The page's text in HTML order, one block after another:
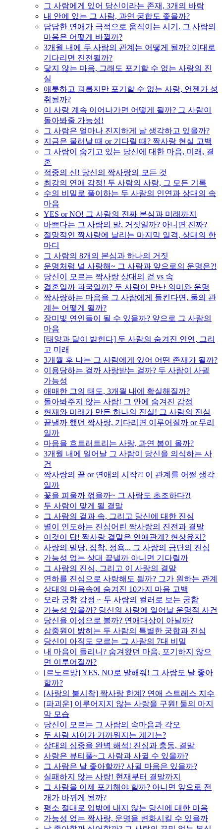
그 사람에게 있어 당신이라는 존재, 3개의 바람
내 안에 있는 그 사람, 과연 궁합도 좋을까?
답답한 연애가 극적으로 움직이는 시기. 그 사람의
마음은 어떻게 바뀔까?
3개월 내에 두 사람의 관계는 어떻게 될까? 이대로
기다리면 진전될까?
닿지 않는 마음, 그래도 포기할 수 없는 사랑의 진
실
애틋하고 괴롭지만 포기할 수 없는 사랑, 언젠가 성
취될까?
이 사랑 계속 이어나가면 어떻게 될까? 그 사람이
돌아봐줄 가능성!
그 사람은 얼마나 진지하게 날 생각하고 있을까?
지금은 물러날 때 or 기다릴 때? 짝사랑 현실 고백
그 사람이 숨기고 있는 당신에 대한 마음, 미래, 결
혼
적중의 신! 당신의 짝사랑의 모든 것
최강의 연애 감정! 두 사람의 사랑, 그 모든 기록
수의 비밀로 풀이하는 두 사람의 인연과 상대의 속
마음
YES or NO! 그 사람의 진짜 본심과 미래까지
바쁘다는 그 사람의 말, 거짓일까? 아니면 진짜?
절망적인 짝사랑에 날리는 마지막 일격, 상대의 한
마디
그 사람의 8개의 본심과 하나의 거짓
운명처럼 널 사랑해~ 그 사람과 앞으로의 운명은?!
당신이 모르는 짝사랑 상대의 겉 vs 속
결혼일까 파국일까? 두 사람이 만난 의미와 운명
짝사랑하는 마음을 그 사람에게 들킨다면, 둘의 관
계는 어떻게 될까?
장미빛 연인들이 될 수 있을까? 앞으로 그 사람의
마음
[태양과 달이 밝힌다] 두 사람의 숨겨진 인연, 그리
고 미래
3개월 후 나는 그 사람에게 있어 어떤 존재가 될까?
이용당하는 걸까 사랑받는 걸까? 두 사람이 사귈
가능성
애매한 그의 태도, 3개월 내에 확실해질까?
돌아봐주지 않는 사람! 그 안에 숨겨진 감정
현재와 미래가 만든 하나의 진실! 그 사람의 진심
끝낼까 했던 짝사랑, 기다리면 이루어질까 or 무리
일까
마음을 흐트러트리는 사랑, 과연 봄이 올까?
3개월 내에 일어날 그 사람이 당신을 의식하는 사
건
짝사랑의 끝 or 연애의 시작?! 이 관계를 어쩔 생각
일까
꽃을 피울까 꺾을까~ 그 사람도 초조하다?!
두 사람이 맞게 될 결말
그 사람의 겉과 속, 그리고 당신에 대한 진심
별이 인도하는 진심어린 짝사랑의 진전과 결말
이것이 답! 짝사랑 결말은 연애관계? 현상유지?
사랑의 밀당, 집착, 정욕... 그 사람의 금단의 진심
가능성 없는 상대 끝낼까 아니면 기다릴까
그 사람의 진심, 그리고 이 사랑의 결말
연하를 진심으로 사랑해도 될까? 그가 원하는 관계
상대의 마음속에 숨겨진 10가지 마음 고백
오라 궁합 감정 ~ 두 사람의 컬러로 보는 궁합
가능성 있을까? 당신의 사랑에 일어날 운명적 사건
당신을 이성으로 볼까? 연애대상이 아닐까?
삼중원이 밝히는 두 사람의 특별한 궁합과 진심
당신이 아직도 모르는 그 사람의 7대 비밀
내 마음이 들리니? 숨겨왔던 마음, 포기하지 않으
면 이루어질까?
[르노르망] YES, NO로 말해줘! 그 사람도 날 좋아
할까?
[사랑의 불시착] 짝사랑 한계? 연애 스트레스 지수
[파괴운] 이루어지지 않는 사랑을 구원! 둘의 마지
막 모습
당신이 모르는 그 사람의 속마음과 각오
두 사람 사이가 가까워지는 계기는?
상대의 심중을 완벽 해석! 진심과 충동, 결말
사랑은 뷰티풀~그 사람과 사귈 수 있을까?
그 사람은 날 좋아할까? 사귈 마음은 있을까?
실패하지 않는 사랑! 현재부터 결말까지
그 사람을 이제 포기해야 할까? 아니면 앞으로 전
개가 바뀌게 될까?
평소 절대로 입밖에 내지 않는 당신에 대한 마음
가능성 없는 짝사랑, 운명을 변화시킬 수 있을까